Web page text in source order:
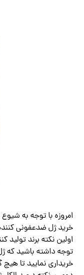
امروزه با توجه به
خرید ژل ضدعفونی
اولین نکته برند
توجه داشته باشید که
خریداری نمایید تا